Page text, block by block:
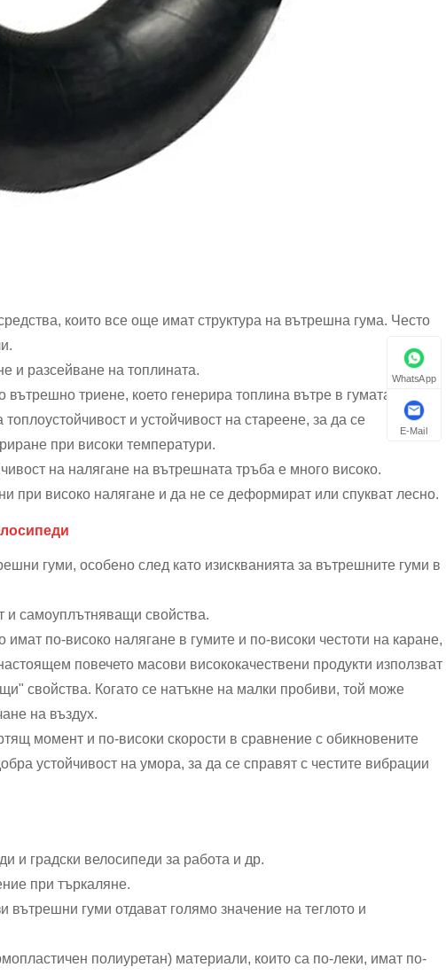
които все още имат структура на вътрешна гума. Често
и разсейване на топлината.
триене, което генерира топлина вътре в гумата.
и устойчивост на стареене, за да се
при високи температури.
на налягане на вътрешната тръба е много високо.
при високо налягане и да не се деформират или спукват лесно.
гуми, особено след като изискванията за вътрешните гуми в
и самоуплътняващи свойства.
по-високо налягане в гумите и по-високи честоти на каране,
повечето масови висококачествени продукти използват
свойства. Когато се натъкне на малки пробиви, той може
на въздух.
момент и по-високи скорости в сравнение с обикновените
устойчивост на умора, за да се справят с честите вибрации
и градски велосипеди за работа и др.
при търкаляне.
вътрешни гуми отдават голямо значение на теглото и
полиуретан) материали, които са по-леки, имат по-
WhatsApp
E-Mail